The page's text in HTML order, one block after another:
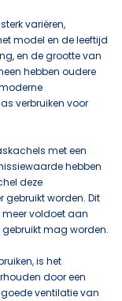
variëren,
model en de leeftijd
en de grootte van
hebben oudere
verbruiken voor
met een
hebben
deze
worden. Dit
voldoet aan
mag worden.
is het
door een
ventilatie van